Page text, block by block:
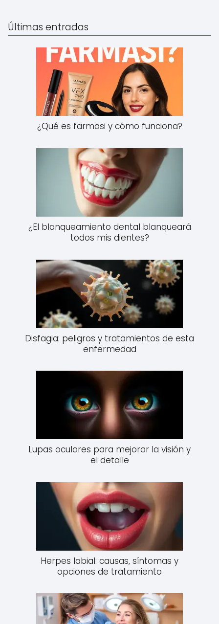
Últimas entradas
¿Qué es farmasi y cómo funciona?
¿El blanqueamiento dental blanqueará
todos mis dientes?
Disfagia: peligros y tratamientos de esta
enfermedad
Lupas oculares para mejorar la visión y
el detalle
Herpes labial: causas, síntomas y
opciones de tratamiento